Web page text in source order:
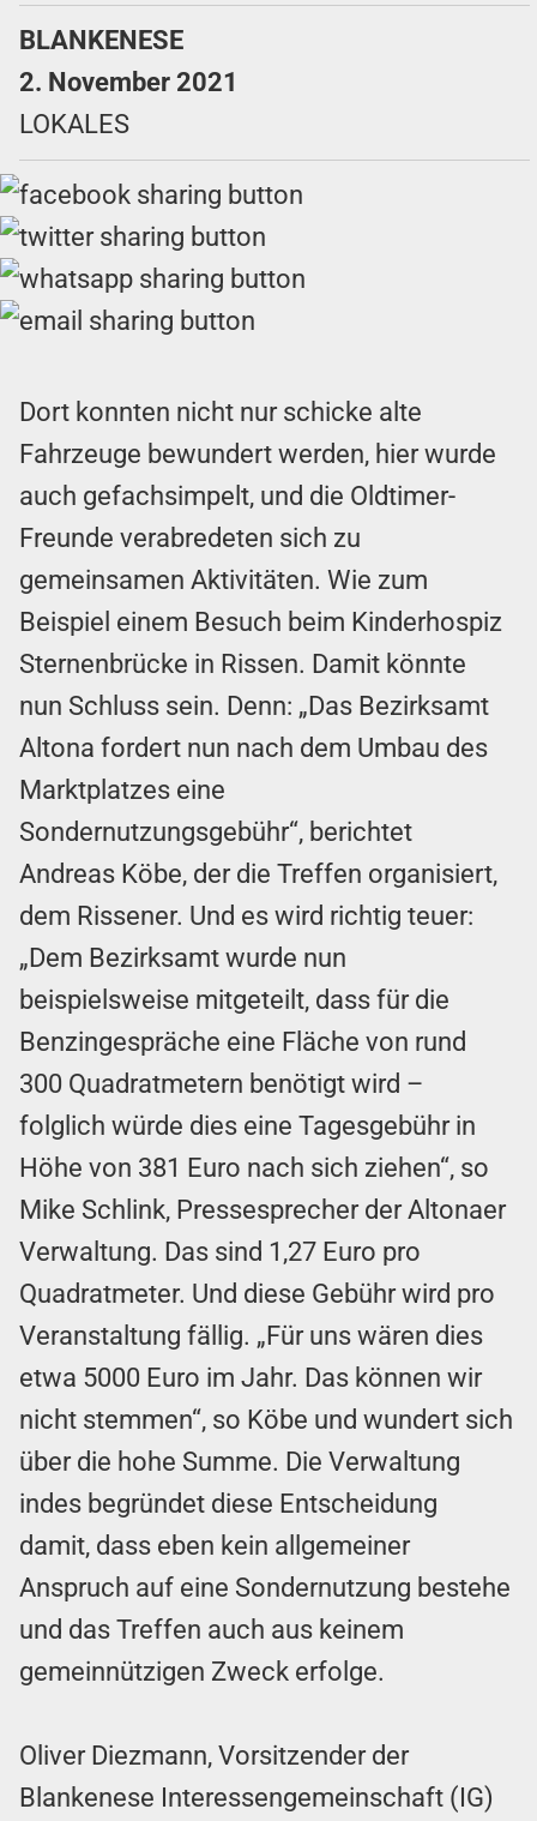
BLANKENESE
2. November 2021
LOKALES
Dort konnten nicht nur schicke alte
Fahrzeuge bewundert werden, hier wurde
auch gefachsimpelt, und die Oldtimer-
Freunde verabredeten sich zu
gemeinsamen Aktivitäten. Wie zum
Beispiel einem Besuch beim Kinderhospiz
Sternenbrücke in Rissen. Damit könnte
nun Schluss sein. Denn: „Das Bezirksamt
Altona fordert nun nach dem Umbau des
Marktplatzes eine
Sondernutzungsgebühr“, berichtet
Andreas Köbe, der die Treffen organisiert,
dem Rissener. Und es wird richtig teuer:
„Dem Bezirksamt wurde nun
beispielsweise mitgeteilt, dass für die
Benzingespräche eine Fläche von rund
300 Quadratmetern benötigt wird –
folglich würde dies eine Tagesgebühr in
Höhe von 381 Euro nach sich ziehen“, so
Mike Schlink, Pressesprecher der Altonaer
Verwaltung. Das sind 1,27 Euro pro
Quadratmeter. Und diese Gebühr wird pro
Veranstaltung fällig. „Für uns wären dies
etwa 5000 Euro im Jahr. Das können wir
nicht stemmen“, so Köbe und wundert sich
über die hohe Summe. Die Verwaltung
indes begründet diese Entscheidung
damit, dass eben kein allgemeiner
Anspruch auf eine Sondernutzung bestehe
und das Treffen auch aus keinem
gemeinnützigen Zweck erfolge.
Oliver Diezmann, Vorsitzender der
Blankenese Interessengemeinschaft (IG)